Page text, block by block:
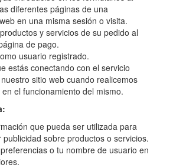
diferentes páginas de una
en una misma sesión o visita.
y servicios de su pedido al
de pago.
usuario registrado.
estás conectando con el servicio
sitio web cuando realicemos
el funcionamiento del mismo.
que pueda ser utilizada para
publicidad sobre productos o servicios.
o tu nombre de usuario en